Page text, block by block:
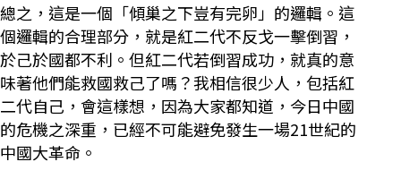
總之，這是一個「傾巢之下豈有完卵」的邏輯。這
個邏輯的合理部分，就是紅二代不反戈一擊倒習，
於己於國都不利。但紅二代若倒習成功，就真的意
味著他們能救國救己了嗎？我相信很少人，包括紅
二代自己，會這樣想，因為大家都知道，今日中國
的危機之深重，已經不可能避免發生一場21世紀的
中國大革命。